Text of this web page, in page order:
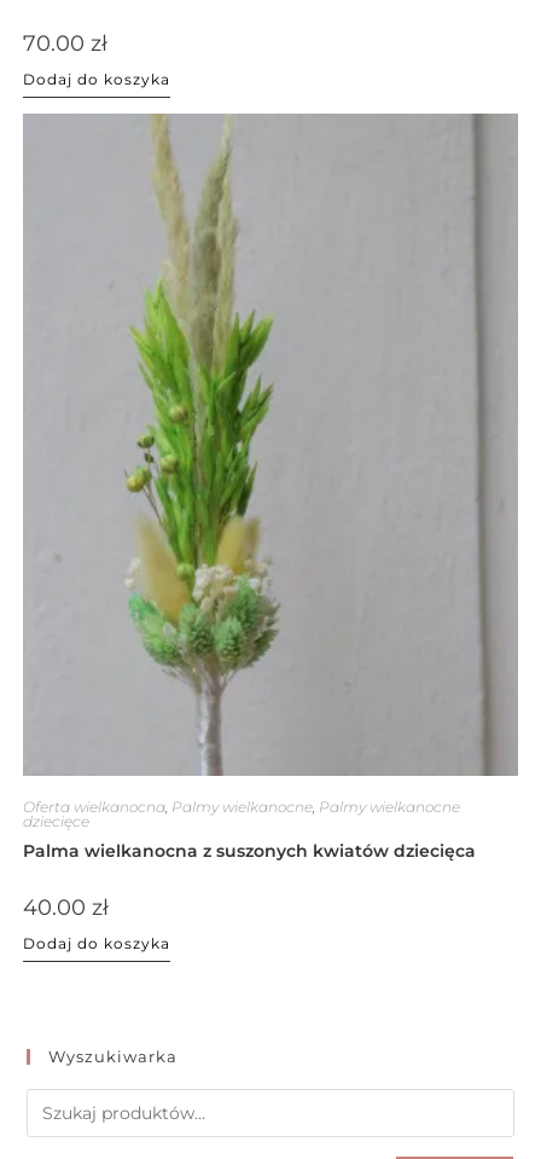
70.00 zł
Dodaj do koszyka
Oferta wielkanocna, Palmy wielkanocne, Palmy wielkanocne
dziecięce
Palma wielkanocna z suszonych kwiatów dziecięca
40.00 zł
Dodaj do koszyka
Wyszukiwarka